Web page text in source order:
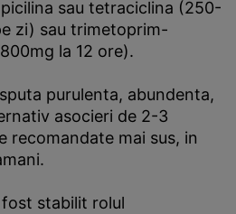
sau tetraciclina (250-
zi) sau trimetoprim-
la 12 ore).
purulenta, abundenta,
asocieri de 2-3
recomandate mai sus, in
stabilit rolul